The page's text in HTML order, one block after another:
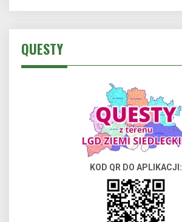
QUESTY
KOD QR DO APLIKACJI: